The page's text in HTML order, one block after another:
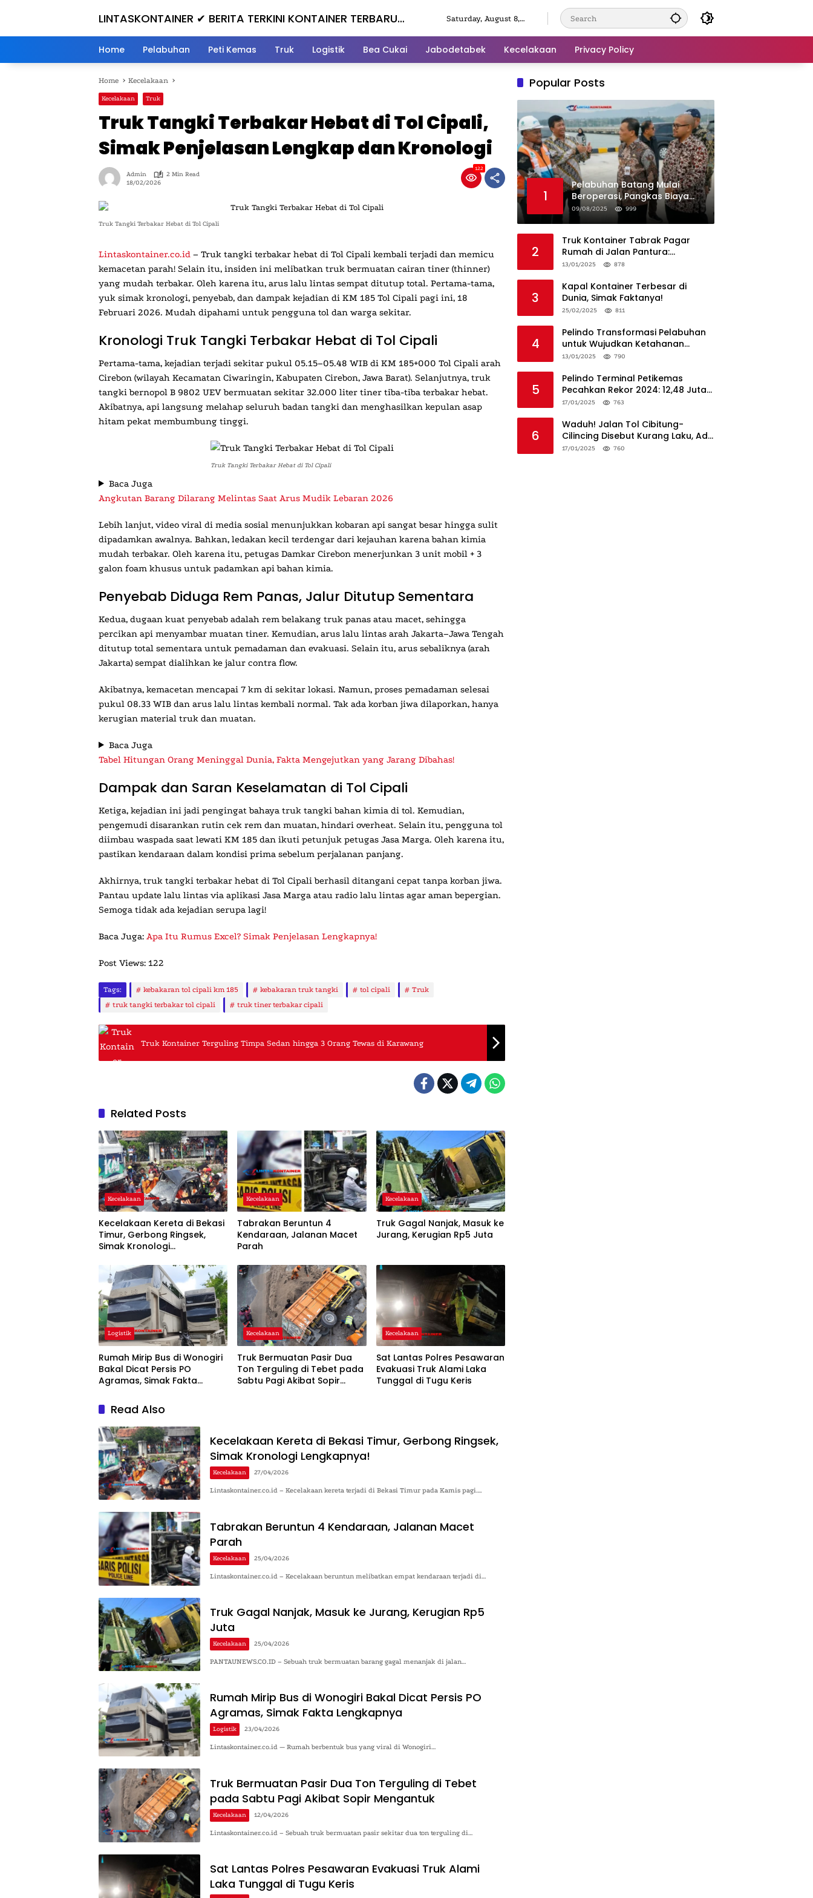
LINTASKONTAINER ✔ BERITA TERKINI KONTAINER TERBARU
HARI INI
Saturday, August 8,
Home Pelabuhan Peti Kemas Truk Logistik Bea Cukai Jabodetabek Kecelakaan Privacy Policy
Home Kecelakaan
Kecelakaan Truk
Truk Tangki Terbakar Hebat di Tol Cipali,
Simak Penjelasan Lengkap dan Kronologi
Admin
2 Min Read
18/02/2026
122
Truk Tangki Terbakar Hebat di Tol Cipali
Lintaskontainer.co.id – Truk tangki terbakar hebat di Tol Cipali kembali terjadi dan memicu
kemacetan parah! Selain itu, insiden ini melibatkan truk bermuatan cairan tiner (thinner)
yang mudah terbakar. Oleh karena itu, arus lalu lintas sempat ditutup total. Pertama-tama,
yuk simak kronologi, penyebab, dan dampak kejadian di KM 185 Tol Cipali pagi ini, 18
Februari 2026. Mudah dipahami untuk pengguna tol dan warga sekitar.
Kronologi Truk Tangki Terbakar Hebat di Tol Cipali
Pertama-tama, kejadian terjadi sekitar pukul 05.15–05.48 WIB di KM 185+000 Tol Cipali arah
Cirebon (wilayah Kecamatan Ciwaringin, Kabupaten Cirebon, Jawa Barat). Selanjutnya, truk
tangki bernopol B 9802 UEV bermuatan sekitar 32.000 liter tiner tiba-tiba terbakar hebat.
Akibatnya, api langsung melahap seluruh badan tangki dan menghasilkan kepulan asap
hitam pekat membumbung tinggi.
Truk Tangki Terbakar Hebat di Tol Cipali
Baca Juga
Angkutan Barang Dilarang Melintas Saat Arus Mudik Lebaran 2026
Lebih lanjut, video viral di media sosial menunjukkan kobaran api sangat besar hingga sulit
dipadamkan awalnya. Bahkan, ledakan kecil terdengar dari kejauhan karena bahan kimia
mudah terbakar. Oleh karena itu, petugas Damkar Cirebon menerjunkan 3 unit mobil + 3
galon foam khusus untuk padamkan api bahan kimia.
Penyebab Diduga Rem Panas, Jalur Ditutup Sementara
Kedua, dugaan kuat penyebab adalah rem belakang truk panas atau macet, sehingga
percikan api menyambar muatan tiner. Kemudian, arus lalu lintas arah Jakarta–Jawa Tengah
ditutup total sementara untuk pemadaman dan evakuasi. Selain itu, arus sebaliknya (arah
Jakarta) sempat dialihkan ke jalur contra flow.
Akibatnya, kemacetan mencapai 7 km di sekitar lokasi. Namun, proses pemadaman selesai
pukul 08.33 WIB dan arus lalu lintas kembali normal. Tak ada korban jiwa dilaporkan, hanya
kerugian material truk dan muatan.
Baca Juga
Tabel Hitungan Orang Meninggal Dunia, Fakta Mengejutkan yang Jarang Dibahas!
Dampak dan Saran Keselamatan di Tol Cipali
Ketiga, kejadian ini jadi pengingat bahaya truk tangki bahan kimia di tol. Kemudian,
pengemudi disarankan rutin cek rem dan muatan, hindari overheat. Selain itu, pengguna tol
diimbau waspada saat lewati KM 185 dan ikuti petunjuk petugas Jasa Marga. Oleh karena itu,
pastikan kendaraan dalam kondisi prima sebelum perjalanan panjang.
Akhirnya, truk tangki terbakar hebat di Tol Cipaliberhasil ditangani cepat tanpa korban jiwa.
Pantau update lalu lintas via aplikasi Jasa Marga atau radio lalu lintas agar aman bepergian.
Semoga tidak ada kejadian serupa lagi!
Baca Juga: Apa Itu Rumus Excel? Simak Penjelasan Lengkapnya!
Post Views: 122
Tags: kebakaran tol cipali km 185 kebakaran truk tangki tol cipali
Truk
truk tangki terbakar tol cipali
truk tiner terbakar cipali
Truk Kontainer Terguling Timpa Sedan hingga 3 Orang Tewas di Karawang
Related Posts
Kecelakaan
Kecelakaan Kereta di Bekasi
Timur, Gerbong Ringsek,
Simak Kronologi
Kecelakaan
Tabrakan Beruntun 4
Kendaraan, Jalanan Macet
Parah
Kecelakaan
Truk Gagal Nanjak, Masuk ke
Jurang, Kerugian Rp5 Juta
Logistik
Rumah Mirip Bus di Wonogiri
Bakal Dicat Persis PO
Agramas, Simak Fakta
Kecelakaan
Truk Bermuatan Pasir Dua
Ton Terguling di Tebet pada
Sabtu Pagi Akibat Sopir
Kecelakaan
Sat Lantas Polres Pesawaran
Evakuasi Truk Alami Laka
Tunggal di Tugu Keris
Read Also
Kecelakaan Kereta di Bekasi Timur, Gerbong Ringsek,
Simak Kronologi Lengkapnya!
Kecelakaan 27/04/2026
Lintaskontainer.co.id – Kecelakaan kereta terjadi di Bekasi Timur pada Kamis pagi….
Tabrakan Beruntun 4 Kendaraan, Jalanan Macet
Parah
Kecelakaan 25/04/2026
Lintaskontainer.co.id – Kecelakaan beruntun melibatkan empat kendaraan terjadi di…
Truk Gagal Nanjak, Masuk ke Jurang, Kerugian Rp5
Juta
Kecelakaan 25/04/2026
PANTAUNEWS.CO.ID – Sebuah truk bermuatan barang gagal menanjak di jalan…
Rumah Mirip Bus di Wonogiri Bakal Dicat Persis PO
Agramas, Simak Fakta Lengkapnya
Logistik 23/04/2026
Lintaskontainer.co.id — Rumah berbentuk bus yang viral di Wonogiri…
Truk Bermuatan Pasir Dua Ton Terguling di Tebet
pada Sabtu Pagi Akibat Sopir Mengantuk
Kecelakaan 12/04/2026
Lintaskontainer.co.id – Sebuah truk bermuatan pasir sekitar dua ton terguling di…
Sat Lantas Polres Pesawaran Evakuasi Truk Alami
Laka Tunggal di Tugu Keris
Popular Posts
1
Pelabuhan Batang Mulai
Beroperasi, Pangkas Biaya
Logistik Industri!
09/08/2025 999
2
Truk Kontainer Tabrak Pagar
Rumah di Jalan Pantura:
Kronologi dan Langkah
13/01/2025 878
3
Kapal Kontainer Terbesar di
Dunia, Simak Faktanya!
25/02/2025 811
4
Pelindo Transformasi Pelabuhan
untuk Wujudkan Ketahanan
Logistik dan Daya Saing Global
13/01/2025 790
5
Pelindo Terminal Petikemas
Pecahkan Rekor 2024: 12,48 Juta
TEUs, Bukti Keunggulan Logistik
17/01/2025 763
6
Waduh! Jalan Tol Cibitung-
Cilincing Disebut Kurang Laku, Ada
Apa?
17/01/2025 760